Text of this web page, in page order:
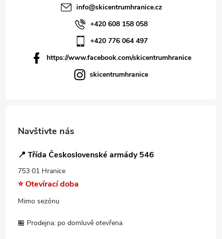
info@skicentrumhranice.cz
+420 608 158 058
+420 776 064 497
https://www.facebook.com/skicentrumhranice
skicentrumhranice
Navštivte nás
📍 Třída Československé armády 546
753 01 Hranice
⭐ Otevírací doba
Mimo sezónu
🏪 Prodejna: po domluvě otevřena